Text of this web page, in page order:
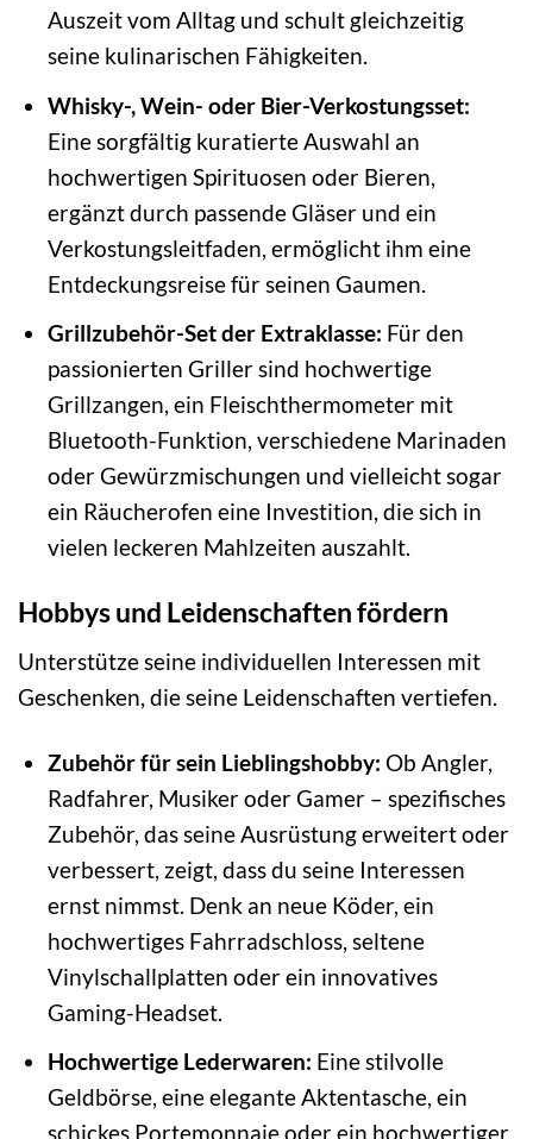
Auszeit vom Alltag und schult gleichzeitig
seine kulinarischen Fähigkeiten.
Whisky-, Wein- oder Bier-Verkostungsset:
Eine sorgfältig kuratierte Auswahl an
hochwertigen Spirituosen oder Bieren,
ergänzt durch passende Gläser und ein
Verkostungsleitfaden, ermöglicht ihm eine
Entdeckungsreise für seinen Gaumen.
Grillzubehör-Set der Extraklasse: Für den
passionierten Griller sind hochwertige
Grillzangen, ein Fleischthermometer mit
Bluetooth-Funktion, verschiedene Marinaden
oder Gewürzmischungen und vielleicht sogar
ein Räucherofen eine Investition, die sich in
vielen leckeren Mahlzeiten auszahlt.
Hobbys und Leidenschaften fördern
Unterstütze seine individuellen Interessen mit
Geschenken, die seine Leidenschaften vertiefen.
Zubehör für sein Lieblingshobby: Ob Angler,
Radfahrer, Musiker oder Gamer – spezifisches
Zubehör, das seine Ausrüstung erweitert oder
verbessert, zeigt, dass du seine Interessen
ernst nimmst. Denk an neue Köder, ein
hochwertiges Fahrradschloss, seltene
Vinylschallplatten oder ein innovatives
Gaming-Headset.
Hochwertige Lederwaren: Eine stilvolle
Geldbörse, eine elegante Aktentasche, ein
schickes Portemonnaie oder ein hochwertiger